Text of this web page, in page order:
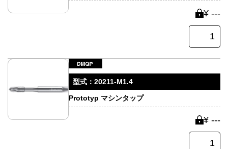
¥ ---
型式： 20211-M1.4
Prototyp マシンタップ
¥ ---